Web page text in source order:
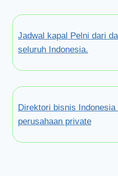
Jadwal kapal Pelni dari
seluruh Indonesia.
Direktori bisnis
perusahaan private